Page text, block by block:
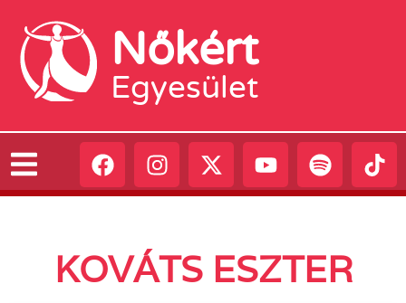
Nőkért
Egyesület
KOVÁTS ESZTER